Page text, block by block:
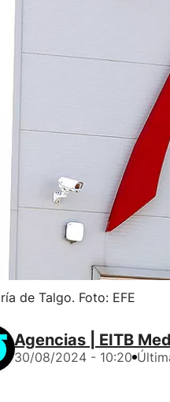
de Talgo. Foto: EFE
Agencias | EITB
30/08/2024 - 10:20